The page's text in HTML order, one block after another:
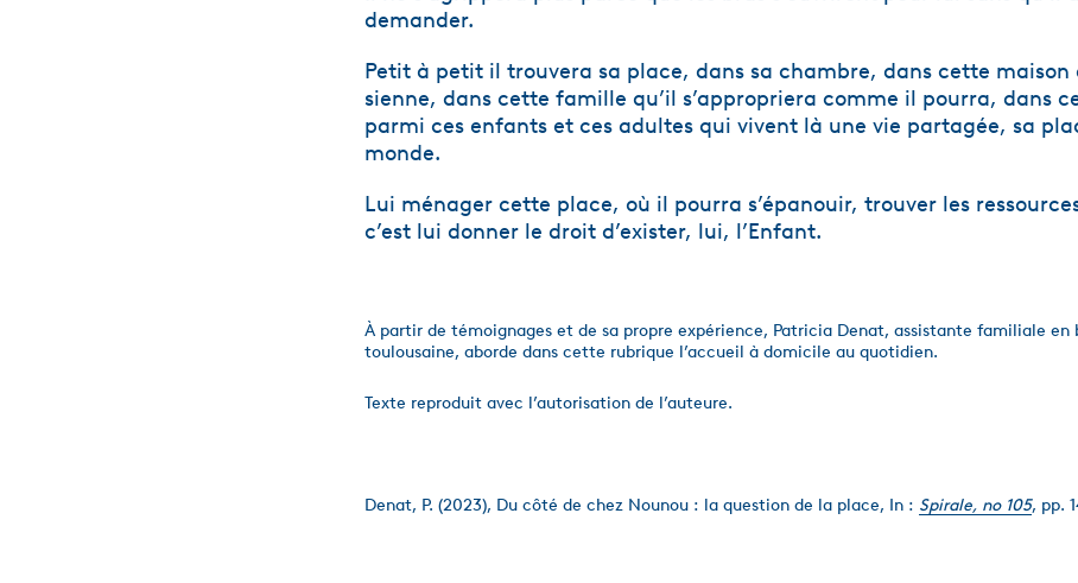
demander.
Petit à petit il trouvera sa place, dans sa chambre, dans cette maison
sienne, dans cette famille qu’il s’appropriera comme il pourra, dans
parmi ces enfants et ces adultes qui vivent là une vie partagée, sa
monde.
Lui ménager cette place, où il pourra s’épanouir, trouver les
c’est lui donner le droit d’exister, lui, l’Enfant.
À partir de témoignages et de sa propre expérience, Patricia Denat, assistante familiale en
toulousaine, aborde dans cette rubrique l’accueil à domicile au quotidien.
Texte reproduit avec l’autorisation de l’auteure.
Denat, P. (2023), Du côté de chez Nounou : la question de la place, In : Spirale, no 105, pp.